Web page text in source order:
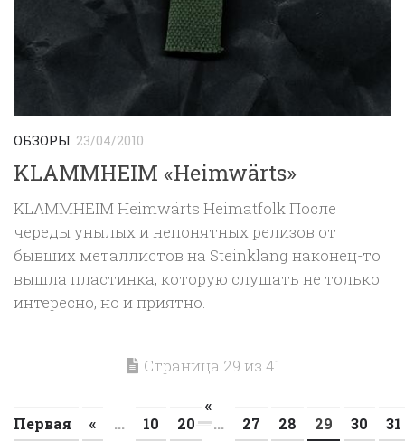
ОБЗОРЫ 23/04/2010
KLAMMHEIM «Heimwärts»
KLAMMHEIM Heimwärts Heimatfolk После
череды унылых и непонятных релизов от
бывших металлистов на Steinklang наконец-то
вышла пластинка, которую слушать не только
интересно, но и приятно.
Страница 29 из 41
«
Первая
« ... 10 20 ... 27 28 29 30
31